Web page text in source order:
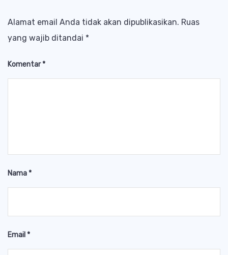
Alamat email Anda tidak akan dipublikasikan. Ruas
yang wajib ditandai *
Komentar*
Nama*
Email *